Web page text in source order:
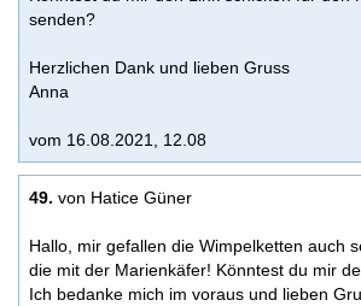
senden?
Herzlichen Dank und lieben Gruss
Anna
vom 16.08.2021, 12.08
49. von Hatice Güner
Hallo, mir gefallen die Wimpelketten auch
die mit der Marienkäfer! Könntest du mir
Ich bedanke mich im voraus und lieben